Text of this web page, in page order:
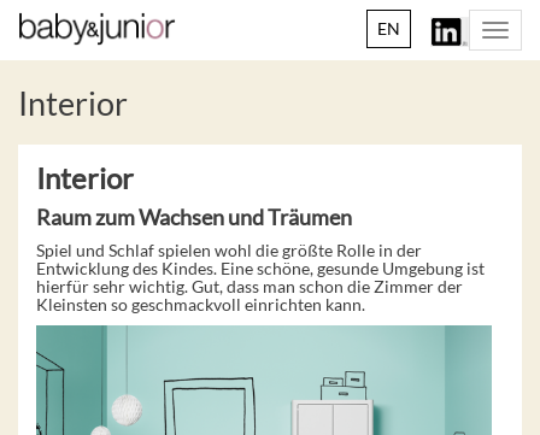
EN
Interior
Interior
Raum zum Wachsen und Träumen
Spiel und Schlaf spielen wohl die größte Rolle in der
Entwicklung des Kindes. Eine schöne, gesunde Umgebung ist
hierfür sehr wichtig. Gut, dass man schon die Zimmer der
Kleinsten so geschmackvoll einrichten kann.